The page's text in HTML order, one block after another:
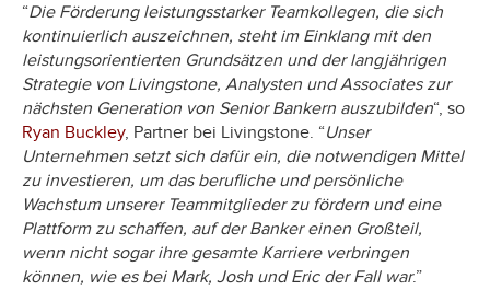
“Die Förderung leistungsstarker Teamkollegen, die sich
kontinuierlich auszeichnen, steht im Einklang mit den
leistungsorientierten Grundsätzen und der langjährigen
Strategie von Livingstone, Analysten und Associates zur
nächsten Generation von Senior Bankern auszubilden“, so
Ryan Buckley, Partner bei Livingstone. “Unser
Unternehmen setzt sich dafür ein, die notwendigen Mittel
zu investieren, um das berufliche und persönliche
Wachstum unserer Teammitglieder zu fördern und eine
Plattform zu schaffen, auf der Banker einen Großteil,
wenn nicht sogar ihre gesamte Karriere verbringen
können, wie es bei Mark, Josh und Eric der Fall war.”